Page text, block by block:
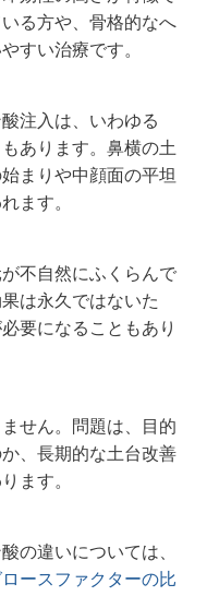
る方や、骨格的なへ
すい治療です。
注入は、いわゆる
あります。鼻横の土
まりや中顔面の平坦
ます。
不自然にふくらんで
は永久ではないた
要になることもあり
せん。問題は、目的
、長期的な土台改善
ます。
の違いについては、
ースファクターの比